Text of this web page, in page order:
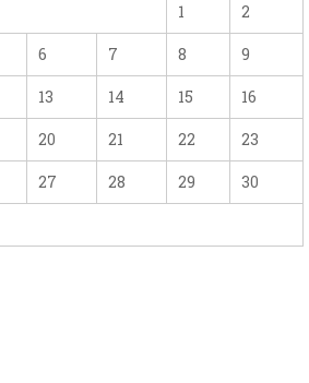
1 2
6 7 8 9
13 14 15 16
20 21 22 23
27 28 29 30